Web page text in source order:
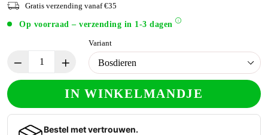
Gratis verzending vanaf €35
Op voorraad – verzending in 1-3 dagen
Variant
IN WINKELMANDJE
Bestel met vertrouwen.